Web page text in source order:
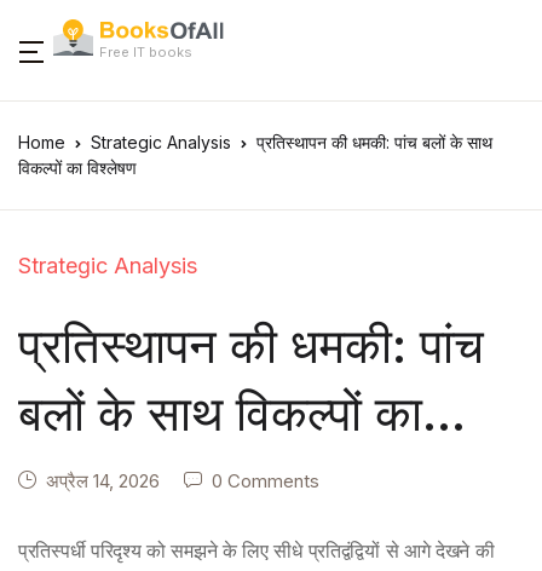
Free IT books
Home Strategic Analysis
प्रतिस्थापन की धमकी: पांच बलों के साथ
विकल्पों का विश्लेषण
Strategic Analysis
प्रतिस्थापन की धमकी: पांच
बलों के साथ विकल्पों का
विश्लेषण
अप्रैल 14, 2026 0 Comments
प्रतिस्पर्धी परिदृश्य को समझने के लिए सीधे प्रतिद्वंद्वियों से आगे देखने की